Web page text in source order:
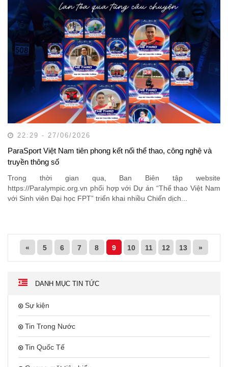
22:29 - 27/06/2026
ParaSport Việt Nam tiên phong kết nối thể thao, công nghệ và
truyền thông số
Trong thời gian qua, Ban Biên tập website
https://Paralympic.org.vn phối hợp với Dự án “Thể thao Việt Nam
với Sinh viên Đại học FPT” triển khai nhiều Chiến dịch...
« 5 6 7 8 9 10 11 12 13 »
DANH MỤC TIN TỨC
Sự kiện
Tin Trong Nước
Tin Quốc Tế